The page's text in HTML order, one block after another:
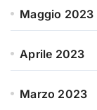
Maggio 2023
Aprile 2023
Marzo 2023